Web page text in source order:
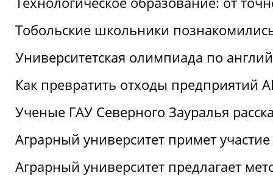
Тобольские школьники
Университетская олимпиада по
Как превратить отходы предприятий
Ученые ГАУ Северного Зауралья
Аграрный университет примет
Аграрный университет предлагает